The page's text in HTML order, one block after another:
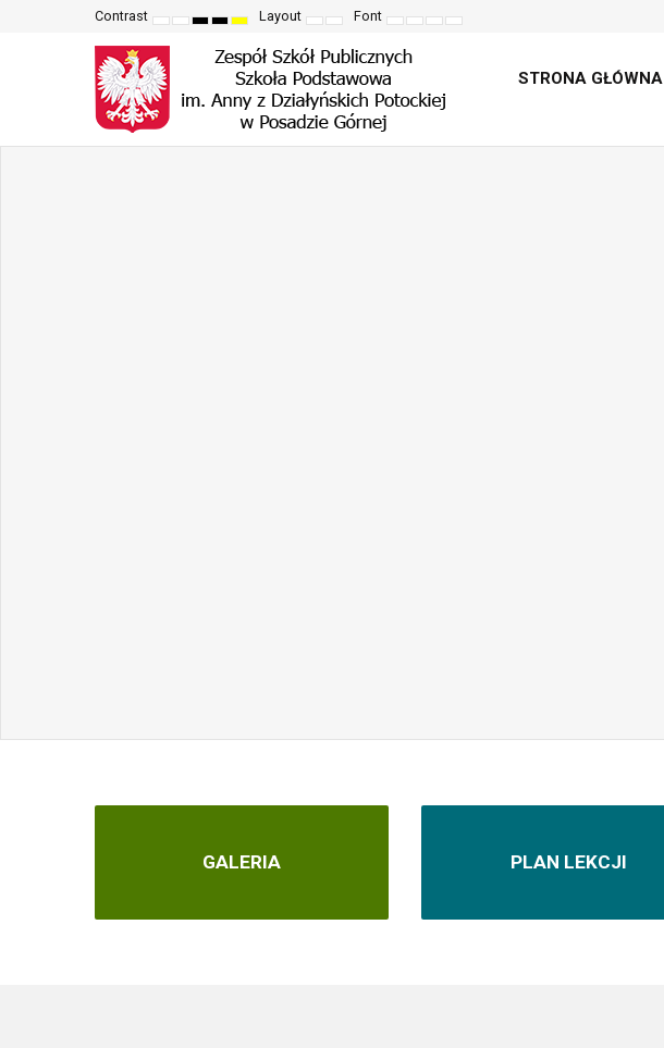
Contrast
Default
NightHigh
black
white
High
black
yellow
mode
High
yellow
black
mode
Layout
FixedWide
Font
Set
font
SetMake
Set
STRONA GŁÓWNA
GALERIA PLAN LEKCJI